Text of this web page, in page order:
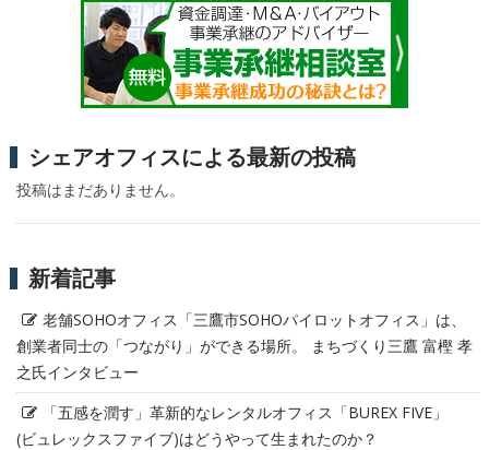
シェアオフィスによる最新の投稿
投稿はまだありません。
新着記事
老舗SOHOオフィス「三鷹市SOHOパイロットオフィス」は、
創業者同士の「つながり」ができる場所。 まちづくり三鷹 富樫 孝
之氏インタビュー
「五感を潤す」革新的なレンタルオフィス「BUREX FIVE」
(ビュレックスファイブ)はどうやって生まれたのか？